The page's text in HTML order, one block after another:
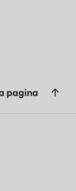
pagina